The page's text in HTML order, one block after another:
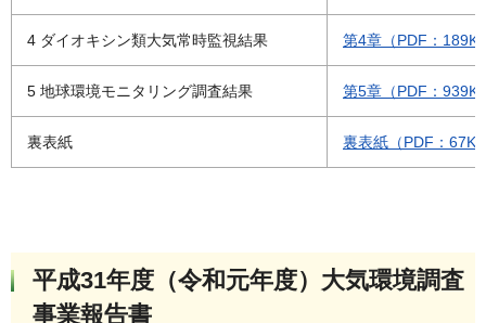
4 ダイオキシン類大気常時監視結果 第4章（PDF：
5 地球環境モニタリング調査結果 第5章（PDF：
裏表紙 裏表紙（PDF：
平成31年度（令和元年度）大気環境調査
事業報告書